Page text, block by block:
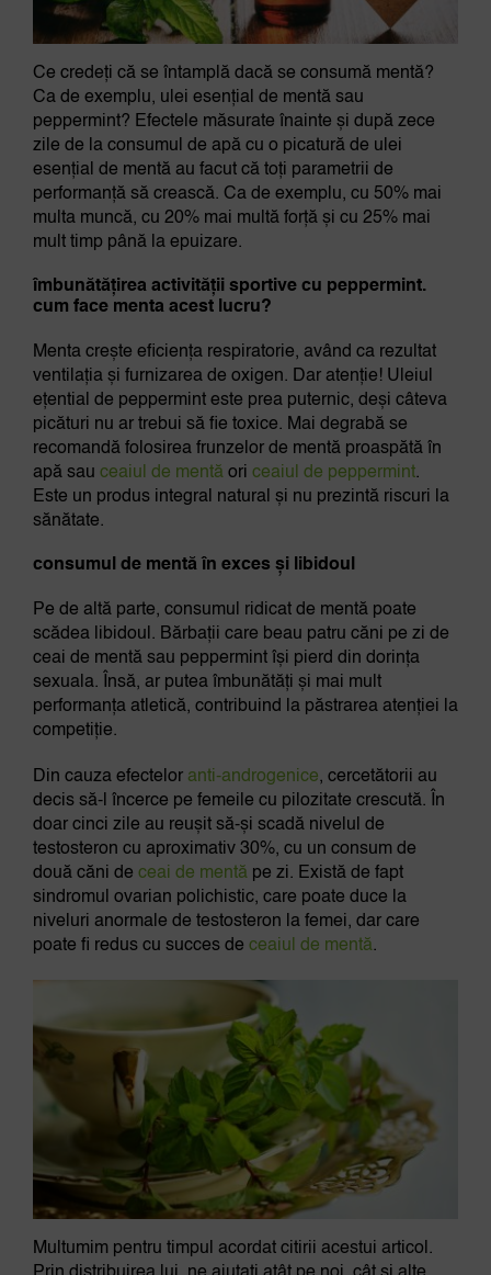
Ce credeți că se întamplă dacă se consumă mentă?
Ca de exemplu, ulei esențial de mentă sau
peppermint? Efectele măsurate înainte și după zece
zile de la consumul de apă cu o picatură de ulei
esențial de mentă au facut că toți parametrii de
performanță să crească. Ca de exemplu, cu 50% mai
multa muncă, cu 20% mai multă forță și cu 25% mai
mult timp până la epuizare.
îmbunătățirea activității sportive cu peppermint.
cum face menta acest lucru?
Menta crește eficiența respiratorie, având ca rezultat
ventilația și furnizarea de oxigen. Dar atenție! Uleiul
ețential de peppermint este prea puternic, deși câteva
picături nu ar trebui să fie toxice. Mai degrabă se
recomandă folosirea frunzelor de mentă proaspătă în
apă sau ceaiul de mentăori ceaiul de peppermint.
Este un produs integral natural și nu prezintă riscuri la
sănătate.
consumul de mentă în exces și libidoul
Pe de altă parte, consumul ridicat de mentă poate
scădea libidoul. Bărbații care beau patru căni pe zi de
ceai de mentă sau peppermint își pierd din dorința
sexuala. Însă, ar putea îmbunătăți și mai mult
performanța atletică, contribuind la păstrarea atenției la
competiție.
Din cauza efectelor anti-androgenice, cercetătorii au
decis să-l încerce pe femeile cu pilozitate crescută. În
doar cinci zile au reușit să-și scadă nivelul de
testosteron cu aproximativ 30%, cu un consum de
două căni de ceai de mentăpe zi. Există de fapt
sindromul ovarian polichistic, care poate duce la
niveluri anormale de testosteron la femei, dar care
poate fi redus cu succes de ceaiul de mentă.
Multumim pentru timpul acordat citirii acestui articol.